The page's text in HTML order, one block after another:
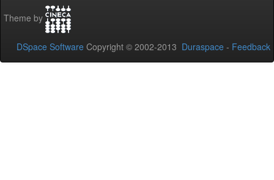
Theme by
DSpace Software Copyright © 2002-2013 Duraspace - Feedback